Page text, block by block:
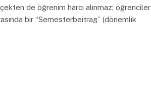
de öğrenim harcı alınmaz; öğrenciler
bir “Semesterbeitrag” (dönemlik